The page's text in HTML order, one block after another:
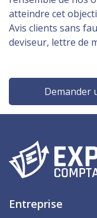
atteindre cet
Avis clients sans
deviseur, lettre de
Demander
Entreprise